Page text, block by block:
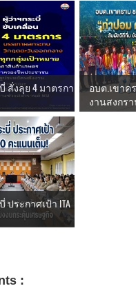
สั่งลุย 4 มาตรกา
อบต.เขาค
งานสงกร
ประกาศเป้า ITA
: